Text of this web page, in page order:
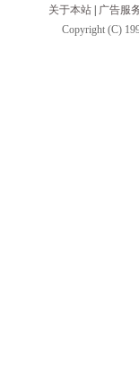
关于本站
广告服
Copyright (C)